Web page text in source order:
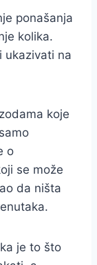
ponašanja
kolika.
ukazivati na
koje
o
se može
da ništa
je to što